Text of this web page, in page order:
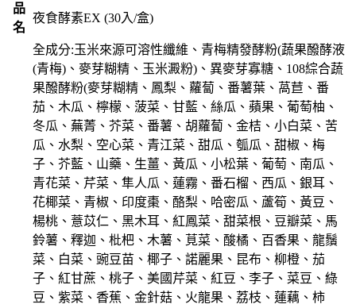
品
名
夜食酵素EX (30入/盒)
全成分:玉米來源可溶性纖維、青梅精發酵粉(蔬果醱酵液
(青梅)、麥芽糊精、玉米澱粉)、異麥芽寡糖、108綜合蔬
果醱酵粉(麥芽糊精、鳳梨、蘿蔔、番薯葉、萵苣、番
茄、木瓜、檸檬、菠菜、甘藍、絲瓜、蘋果、葡萄柚、
冬瓜、蕪菁、芥菜、番薯、胡蘿蔔、金桔、小白菜、苦
瓜、水梨、空心菜、青江菜、甜瓜、瓠瓜、甜椒、梅
子、芥藍、山藥、生薑、黃瓜、小松葉、葡萄、南瓜、
青花菜、芹菜、隼人瓜、蓮霧、番石榴、西瓜、銀耳、
花椰菜、青椒、印度棗、酪梨、哈密瓜、蘆筍、黃豆、
楊桃、薏苡仁、黑木耳、紅鳳菜、甜菜根、豆瓣菜、馬
鈴薯、釋迦、枇杷、木薯、莧菜、酸橘、百香果、龍鬚
菜、白菜、豌豆苗、椰子、諾麗果、昆布、柳橙、茄
子、紅甘蔗、桃子、美國芹菜、紅豆、李子、菜豆、綠
豆、紫菜、香蕉、金針菇、火龍果、荔枝、蓮藕、柿